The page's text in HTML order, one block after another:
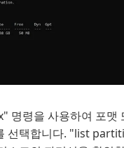
명령을 사용하여 포맷
선택합니다. "list